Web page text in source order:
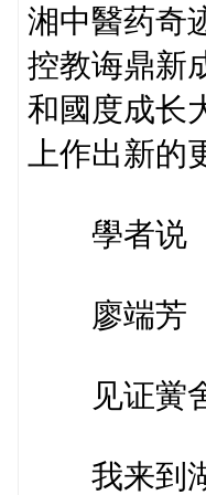
湘中醫药奇
控教诲鼎新
和國度成长
上作出新的
學者说
廖端芳（
见证黉舍
我来到湖